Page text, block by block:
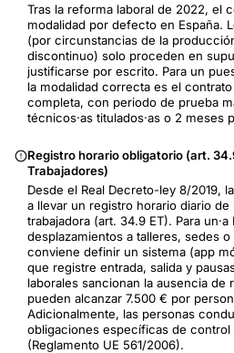
Tras la reforma laboral de 2022, el
modalidad por defecto en España.
(por circunstancias de la
discontinuo) solo proceden en
justificarse por escrito. Para un
la modalidad correcta es el
completa, con periodo de prueba
técnicos·as titulados·as o 2 meses
Registro horario obligatorio (art.
Trabajadores)
Desde el Real Decreto-ley 8/2019,
a llevar un registro horario diario
trabajadora (art. 34.9 ET). Para
desplazamientos a talleres, sedes
conviene definir un sistema (app
que registre entrada, salida y
laborales sancionan la ausencia de
pueden alcanzar 7.500 € por
Adicionalmente, las personas
obligaciones específicas de
(Reglamento UE 561/2006).